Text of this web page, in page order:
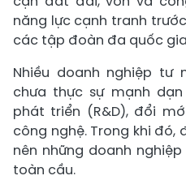
năng lực cạnh tranh
các tập đoàn đa quốc
Nhiều doanh nghiệp tư
chưa thực sự mạnh
phát triển (R&D), đổi
công nghệ. Trong khi
nên những doanh
toàn cầu.